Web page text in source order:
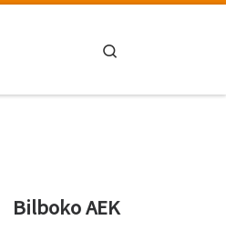
Bilboko AEK